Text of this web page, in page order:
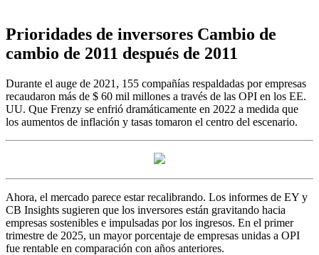
Prioridades de inversores Cambio de
cambio de 2011 después de 2011
Durante el auge de 2021, 155 compañías respaldadas por empresas
recaudaron más de $ 60 mil millones a través de las OPI en los EE.
UU. Que Frenzy se enfrió dramáticamente en 2022 a medida que
los aumentos de inflación y tasas tomaron el centro del escenario.
Ahora, el mercado parece estar recalibrando. Los informes de EY y
CB Insights sugieren que los inversores están gravitando hacia
empresas sostenibles e impulsadas por los ingresos. En el primer
trimestre de 2025, un mayor porcentaje de empresas unidas a OPI
fue rentable en comparación con años anteriores.